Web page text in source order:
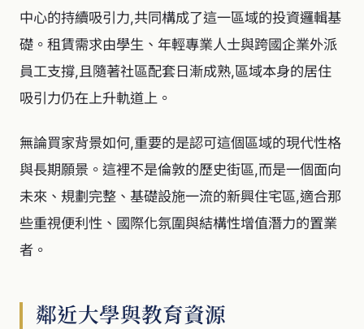
中心的持續吸引力,共同構成了這一區域的投資邏輯基
礎。租賃需求由學生、年輕專業人士與跨國企業外派
員工支撐,且隨著社區配套日漸成熟,區域本身的居住
吸引力仍在上升軌道上。
無論買家背景如何,重要的是認可這個區域的現代性格
與長期願景。這裡不是倫敦的歷史街區,而是一個面向
未來、規劃完整、基礎設施一流的新興住宅區,適合那
些重視便利性、國際化氛圍與結構性增值潛力的置業
者。
鄰近大學與教育資源